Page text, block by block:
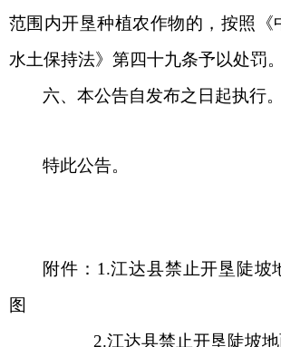
范围内开垦种植农作物的，按照《
水土保持法》第四十九条予以处罚。
六、本公告自发布之日起执行。
特此公告。
附件： 1.江达县禁止开垦陡坡
图
2.江达县禁止开垦陡坡